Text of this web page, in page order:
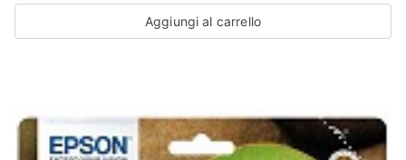
Aggiungi al carrello